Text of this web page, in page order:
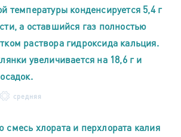
температуры конденсируется 5,4 г
а оставшийся газ полностью
раствора гидроксида кальция.
увеличивается на 18,6 г и
средняя
смесь хлората и перхлората калия